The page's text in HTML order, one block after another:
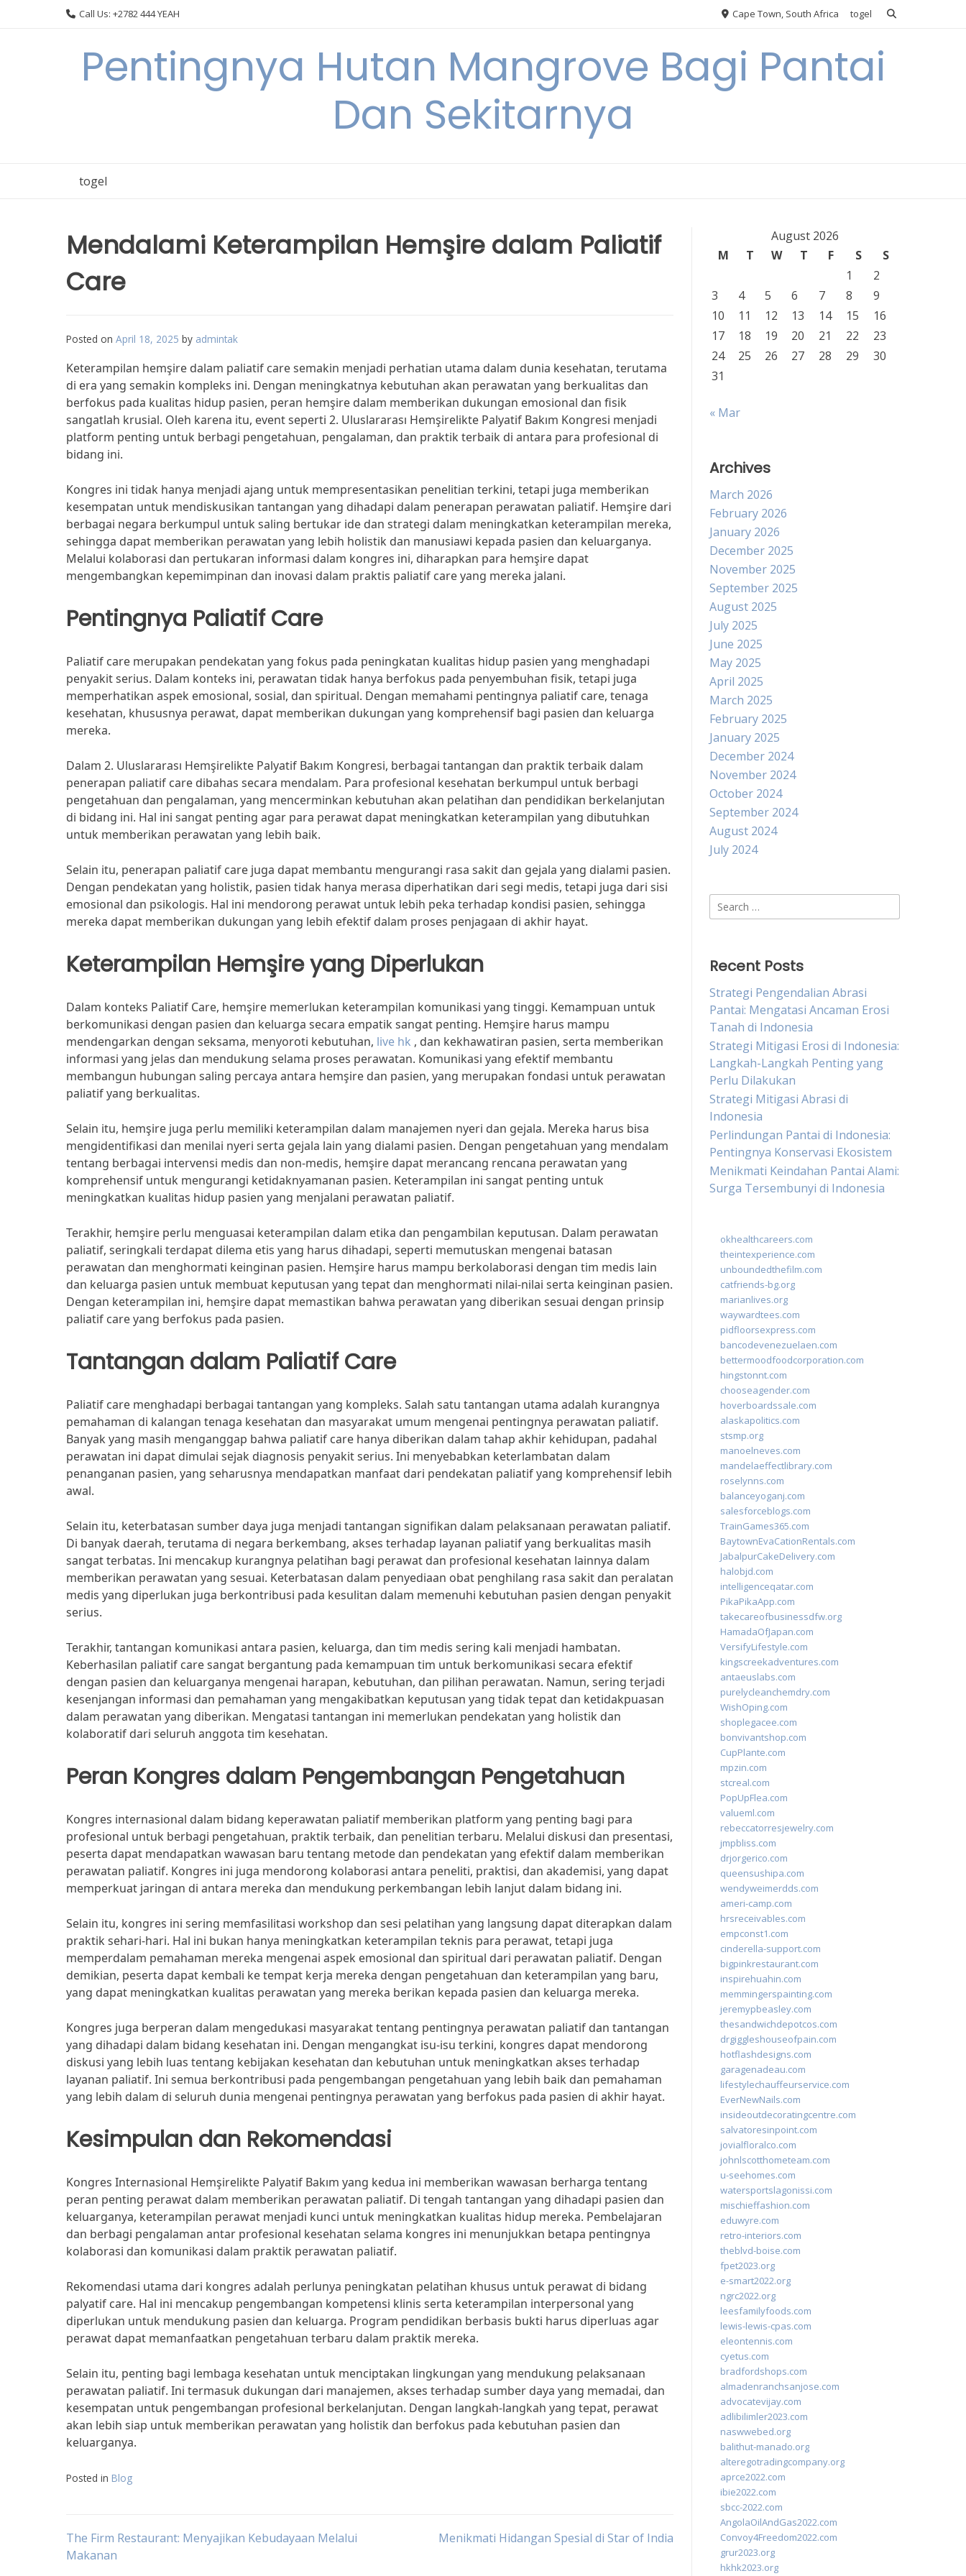
Call Us: +2782 444 YEAH Cape Town, South Africa togel
Pentingnya Hutan Mangrove Bagi Pantai
Dan Sekitarnya
togel
Mendalami Keterampilan Hemşire dalam Paliatif
Care
Posted on April 18, 2025 by admintak
Keterampilan hemşire dalam paliatif care semakin menjadi perhatian utama dalam dunia kesehatan, terutama
di era yang semakin kompleks ini. Dengan meningkatnya kebutuhan akan perawatan yang berkualitas dan
berfokus pada kualitas hidup pasien, peran hemşire dalam memberikan dukungan emosional dan fisik
sangatlah krusial. Oleh karena itu, event seperti 2. Uluslararası Hemşirelikte Palyatif Bakım Kongresi menjadi
platform penting untuk berbagi pengetahuan, pengalaman, dan praktik terbaik di antara para profesional di
bidang ini.
Kongres ini tidak hanya menjadi ajang untuk mempresentasikan penelitian terkini, tetapi juga memberikan
kesempatan untuk mendiskusikan tantangan yang dihadapi dalam penerapan perawatan paliatif. Hemşire dari
berbagai negara berkumpul untuk saling bertukar ide dan strategi dalam meningkatkan keterampilan mereka,
sehingga dapat memberikan perawatan yang lebih holistik dan manusiawi kepada pasien dan keluarganya.
Melalui kolaborasi dan pertukaran informasi dalam kongres ini, diharapkan para hemşire dapat
mengembangkan kepemimpinan dan inovasi dalam praktis paliatif care yang mereka jalani.
Pentingnya Paliatif Care
Paliatif care merupakan pendekatan yang fokus pada peningkatan kualitas hidup pasien yang menghadapi
penyakit serius. Dalam konteks ini, perawatan tidak hanya berfokus pada penyembuhan fisik, tetapi juga
memperhatikan aspek emosional, sosial, dan spiritual. Dengan memahami pentingnya paliatif care, tenaga
kesehatan, khususnya perawat, dapat memberikan dukungan yang komprehensif bagi pasien dan keluarga
mereka.
Dalam 2. Uluslararası Hemşirelikte Palyatif Bakım Kongresi, berbagai tantangan dan praktik terbaik dalam
penerapan paliatif care dibahas secara mendalam. Para profesional kesehatan berkumpul untuk berbagi
pengetahuan dan pengalaman, yang mencerminkan kebutuhan akan pelatihan dan pendidikan berkelanjutan
di bidang ini. Hal ini sangat penting agar para perawat dapat meningkatkan keterampilan yang dibutuhkan
untuk memberikan perawatan yang lebih baik.
Selain itu, penerapan paliatif care juga dapat membantu mengurangi rasa sakit dan gejala yang dialami pasien.
Dengan pendekatan yang holistik, pasien tidak hanya merasa diperhatikan dari segi medis, tetapi juga dari sisi
emosional dan psikologis. Hal ini mendorong perawat untuk lebih peka terhadap kondisi pasien, sehingga
mereka dapat memberikan dukungan yang lebih efektif dalam proses penjagaan di akhir hayat.
Keterampilan Hemşire yang Diperlukan
Dalam konteks Paliatif Care, hemşire memerlukan keterampilan komunikasi yang tinggi. Kemampuan untuk
berkomunikasi dengan pasien dan keluarga secara empatik sangat penting. Hemşire harus mampu
mendengarkan dengan seksama, menyoroti kebutuhan, live hk , dan kekhawatiran pasien, serta memberikan
informasi yang jelas dan mendukung selama proses perawatan. Komunikasi yang efektif membantu
membangun hubungan saling percaya antara hemşire dan pasien, yang merupakan fondasi untuk perawatan
paliatif yang berkualitas.
Selain itu, hemşire juga perlu memiliki keterampilan dalam manajemen nyeri dan gejala. Mereka harus bisa
mengidentifikasi dan menilai nyeri serta gejala lain yang dialami pasien. Dengan pengetahuan yang mendalam
tentang berbagai intervensi medis dan non-medis, hemşire dapat merancang rencana perawatan yang
komprehensif untuk mengurangi ketidaknyamanan pasien. Keterampilan ini sangat penting untuk
meningkatkan kualitas hidup pasien yang menjalani perawatan paliatif.
Terakhir, hemşire perlu menguasai keterampilan dalam etika dan pengambilan keputusan. Dalam perawatan
paliatif, seringkali terdapat dilema etis yang harus dihadapi, seperti memutuskan mengenai batasan
perawatan dan menghormati keinginan pasien. Hemşire harus mampu berkolaborasi dengan tim medis lain
dan keluarga pasien untuk membuat keputusan yang tepat dan menghormati nilai-nilai serta keinginan pasien.
Dengan keterampilan ini, hemşire dapat memastikan bahwa perawatan yang diberikan sesuai dengan prinsip
paliatif care yang berfokus pada pasien.
Tantangan dalam Paliatif Care
Paliatif care menghadapi berbagai tantangan yang kompleks. Salah satu tantangan utama adalah kurangnya
pemahaman di kalangan tenaga kesehatan dan masyarakat umum mengenai pentingnya perawatan paliatif.
Banyak yang masih menganggap bahwa paliatif care hanya diberikan dalam tahap akhir kehidupan, padahal
perawatan ini dapat dimulai sejak diagnosis penyakit serius. Ini menyebabkan keterlambatan dalam
penanganan pasien, yang seharusnya mendapatkan manfaat dari pendekatan paliatif yang komprehensif lebih
awal.
Selain itu, keterbatasan sumber daya juga menjadi tantangan signifikan dalam pelaksanaan perawatan paliatif.
Di banyak daerah, terutama di negara berkembang, akses terhadap layanan paliatif yang berkualitas masih
sangat terbatas. Ini mencakup kurangnya pelatihan bagi perawat dan profesional kesehatan lainnya dalam
memberikan perawatan yang sesuai. Keterbatasan dalam penyediaan obat penghilang rasa sakit dan peralatan
medis yang diperlukan juga berkontribusi pada kesulitan dalam memenuhi kebutuhan pasien dengan penyakit
serius.
Terakhir, tantangan komunikasi antara pasien, keluarga, dan tim medis sering kali menjadi hambatan.
Keberhasilan paliatif care sangat bergantung pada kemampuan tim untuk berkomunikasi secara efektif
dengan pasien dan keluarganya mengenai harapan, kebutuhan, dan pilihan perawatan. Namun, sering terjadi
kesenjangan informasi dan pemahaman yang mengakibatkan keputusan yang tidak tepat dan ketidakpuasan
dalam perawatan yang diberikan. Mengatasi tantangan ini memerlukan pendekatan yang holistik dan
kolaboratif dari seluruh anggota tim kesehatan.
Peran Kongres dalam Pengembangan Pengetahuan
Kongres internasional dalam bidang keperawatan paliatif memberikan platform yang penting bagi para
profesional untuk berbagi pengetahuan, praktik terbaik, dan penelitian terbaru. Melalui diskusi dan presentasi,
peserta dapat mendapatkan wawasan baru tentang metode dan pendekatan yang efektif dalam memberikan
perawatan paliatif. Kongres ini juga mendorong kolaborasi antara peneliti, praktisi, dan akademisi, yang dapat
memperkuat jaringan di antara mereka dan mendukung perkembangan lebih lanjut dalam bidang ini.
Selain itu, kongres ini sering memfasilitasi workshop dan sesi pelatihan yang langsung dapat diterapkan dalam
praktik sehari-hari. Hal ini bukan hanya meningkatkan keterampilan teknis para perawat, tetapi juga
memperdalam pemahaman mereka mengenai aspek emosional dan spiritual dari perawatan paliatif. Dengan
demikian, peserta dapat kembali ke tempat kerja mereka dengan pengetahuan dan keterampilan yang baru,
yang dapat meningkatkan kualitas perawatan yang mereka berikan kepada pasien dan keluarga mereka.
Kongres juga berperan dalam mengedukasi masyarakat tentang pentingnya perawatan paliatif dan tantangan
yang dihadapi dalam bidang kesehatan ini. Dengan mengangkat isu-isu terkini, kongres dapat mendorong
diskusi yang lebih luas tentang kebijakan kesehatan dan kebutuhan untuk meningkatkan akses terhadap
layanan paliatif. Ini semua berkontribusi pada pengembangan pengetahuan yang lebih baik dan pemahaman
yang lebih dalam di seluruh dunia mengenai pentingnya perawatan yang berfokus pada pasien di akhir hayat.
Kesimpulan dan Rekomendasi
Kongres Internasional Hemşirelikte Palyatif Bakım yang kedua ini memberikan wawasan berharga tentang
peran penting perawat dalam memberikan perawatan paliatif. Di tengah tantangan yang dihadapi pasien dan
keluarganya, keterampilan perawat menjadi kunci untuk meningkatkan kualitas hidup mereka. Pembelajaran
dan berbagi pengalaman antar profesional kesehatan selama kongres ini menunjukkan betapa pentingnya
kolaborasi dan komunikasi dalam praktik perawatan paliatif.
Rekomendasi utama dari kongres adalah perlunya peningkatan pelatihan khusus untuk perawat di bidang
palyatif care. Hal ini mencakup pengembangan kompetensi klinis serta keterampilan interpersonal yang
diperlukan untuk mendukung pasien dan keluarga. Program pendidikan berbasis bukti harus diperluas agar
perawat dapat memanfaatkan pengetahuan terbaru dalam praktik mereka.
Selain itu, penting bagi lembaga kesehatan untuk menciptakan lingkungan yang mendukung pelaksanaan
perawatan paliatif. Ini termasuk dukungan dari manajemen, akses terhadap sumber daya yang memadai, dan
kesempatan untuk pengembangan profesional berkelanjutan. Dengan langkah-langkah yang tepat, perawat
akan lebih siap untuk memberikan perawatan yang holistik dan berfokus pada kebutuhan pasien dan
keluarganya.
Posted in Blog
Post
The Firm Restaurant: Menyajikan Kebudayaan Melalui
Makanan
Menikmati Hidangan Spesial di Star of India
August 2026
M
T W T F S
S
1
2
3
4 5 6 7 8
9
10
11 12 13 14 15
16
17
18 19 20 21 22
23
24
25 26 27 28 29
30
31
« Mar
Archives
March 2026
February 2026
January 2026
December 2025
November 2025
September 2025
August 2025
July 2025
June 2025
May 2025
April 2025
March 2025
February 2025
January 2025
December 2024
November 2024
October 2024
September 2024
August 2024
July 2024
Search
for:
Recent Posts
Strategi Pengendalian Abrasi
Pantai: Mengatasi Ancaman Erosi
Tanah di Indonesia
Strategi Mitigasi Erosi di Indonesia:
Langkah-Langkah Penting yang
Perlu Dilakukan
Strategi Mitigasi Abrasi di
Indonesia
Perlindungan Pantai di Indonesia:
Pentingnya Konservasi Ekosistem
Menikmati Keindahan Pantai Alami:
Surga Tersembunyi di Indonesia
okhealthcareers.com
theintexperience.com
unboundedthefilm.com
catfriends-bg.org
marianlives.org
waywardtees.com
pidfloorsexpress.com
bancodevenezuelaen.com
bettermoodfoodcorporation.com
hingstonnt.com
chooseagender.com
hoverboardssale.com
alaskapolitics.com
stsmp.org
manoelneves.com
mandelaeffectlibrary.com
roselynns.com
balanceyoganj.com
salesforceblogs.com
TrainGames365.com
BaytownEvaCationRentals.com
JabalpurCakeDelivery.com
halobjd.com
intelligenceqatar.com
PikaPikaApp.com
takecareofbusinessdfw.org
HamadaOfJapan.com
VersifyLifestyle.com
kingscreekadventures.com
antaeuslabs.com
purelycleanchemdry.com
WishOping.com
shoplegacee.com
bonvivantshop.com
CupPlante.com
mpzin.com
stcreal.com
PopUpFlea.com
valueml.com
rebeccatorresjewelry.com
jmpbliss.com
drjorgerico.com
queensushipa.com
wendyweimerdds.com
ameri-camp.com
hrsreceivables.com
empconst1.com
cinderella-support.com
bigpinkrestaurant.com
inspirehuahin.com
memmingerspainting.com
jeremypbeasley.com
thesandwichdepotcos.com
drgiggleshouseofpain.com
hotflashdesigns.com
garagenadeau.com
lifestylechauffeurservice.com
EverNewNails.com
insideoutdecoratingcentre.com
salvatoresinpoint.com
jovialfloralco.com
johnlscotthometeam.com
u-seehomes.com
watersportslagonissi.com
mischieffashion.com
eduwyre.com
retro-interiors.com
theblvd-boise.com
fpet2023.org
e-smart2022.org
ngrc2022.org
leesfamilyfoods.com
lewis-lewis-cpas.com
eleontennis.com
cyetus.com
bradfordshops.com
almadenranchsanjose.com
advocatevijay.com
adlibilimler2023.com
naswwebed.org
balithut-manado.org
alteregotradingcompany.org
aprce2022.com
ibie2022.com
sbcc-2022.com
AngolaOilAndGas2022.com
Convoy4Freedom2022.com
grur2023.org
hkhk2023.org